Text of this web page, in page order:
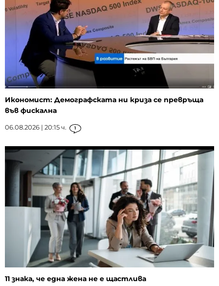
Икономист: Демографската ни криза се превръща
във фискална
06.08.2026 | 20:15 ч. 1
11 знака, че една жена не е щастлива